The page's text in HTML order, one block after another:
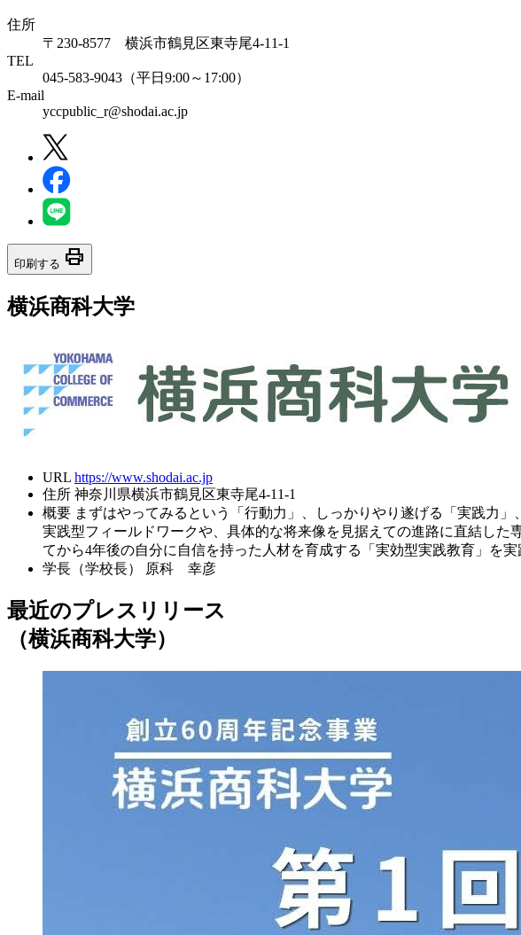
住所
〒230-8577 横浜市鶴見区東寺尾4-11-1
TEL
045-583-9043（平日9:00～17:00）
E-mail
yccpublic_r@shodai.ac.jp
印刷する print
横浜商科大学
URL https://www.shodai.ac.jp
住所 神奈川県横浜市鶴見区東寺尾4-11-1
概要 まずはやってみるという「行動力」、しっかりやり遂げる「実践力
実践型フィールドワークや、具体的な将来像を見据えての進路に直結し
てから4年後の自分に自信を持った人材を育成する「実効型実践教育」を実
学長（学校長）
原科 幸彦
最近のプレスリリース
（横浜商科大学）